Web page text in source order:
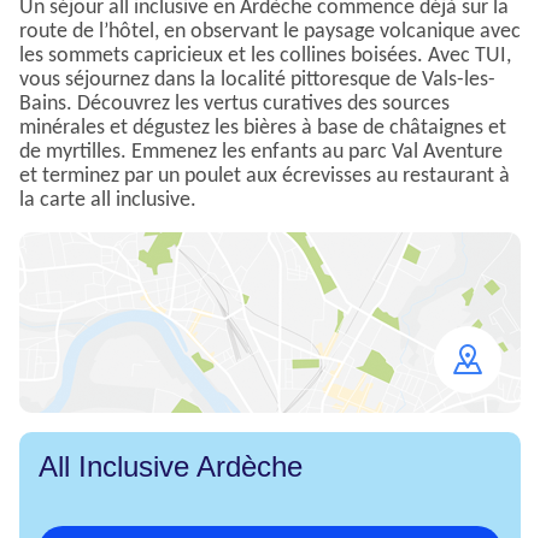
Un séjour all inclusive en Ardèche commence déjà sur la
route de l’hôtel, en observant le paysage volcanique avec
les sommets capricieux et les collines boisées. Avec TUI,
vous séjournez dans la localité pittoresque de Vals-les-
Bains. Découvrez les vertus curatives des sources
minérales et dégustez les bières à base de châtaignes et
de myrtilles. Emmenez les enfants au parc Val Aventure
et terminez par un poulet aux écrevisses au restaurant à
la carte all inclusive.
map
All Inclusive Ardèche